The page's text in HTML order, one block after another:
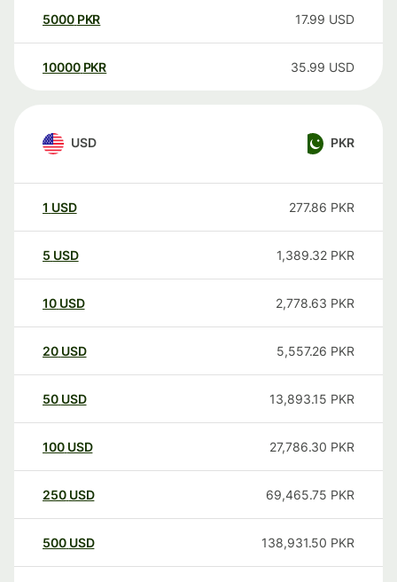
5000 PKR 17.99 USD
10000 PKR 35.99 USD
USD PKR
1 USD 277.86 PKR
5 USD 1,389.32 PKR
10 USD 2,778.63 PKR
20 USD 5,557.26 PKR
50 USD 13,893.15 PKR
100 USD 27,786.30 PKR
250 USD 69,465.75 PKR
500 USD 138,931.50 PKR